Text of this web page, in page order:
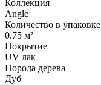
Коллекция
Angle
Количество в упаковке
0.75 м²
Покрытие
UV лак
Порода дерева
Дуб